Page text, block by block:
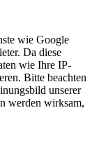
wie Google
Da diese
wie Ihre IP-
Bitte beachten
unserer
werden wirksam,